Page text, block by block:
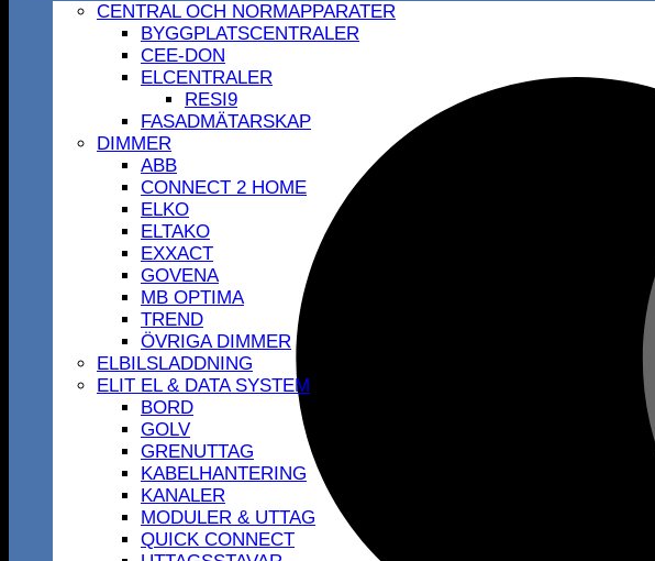
CENTRAL OCH NORMAPPARATER
BYGGPLATSCENTRALER
CEE-DON
ELCENTRALER
RESI9
FASADMÄTARSKAP
DIMMER
ABB
CONNECT 2 HOME
ELKO
ELTAKO
EXXACT
GOVENA
MB OPTIMA
TREND
ÖVRIGA DIMMER
ELBILSLADDNING
ELIT EL & DATA SYSTEM
BORD
GOLV
GRENUTTAG
KABELHANTERING
KANALER
MODULER & UTTAG
QUICK CONNECT